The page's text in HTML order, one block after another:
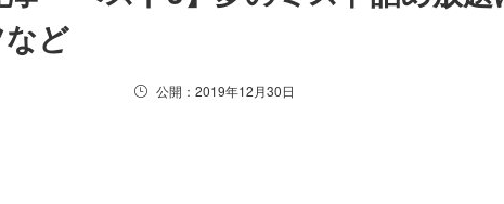
ど
公開：2019年12月30日